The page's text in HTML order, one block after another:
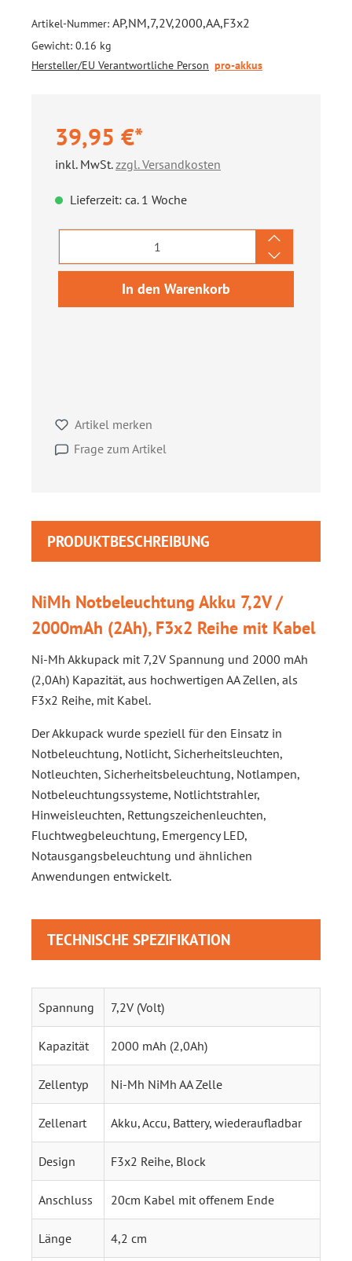
Artikel-Nummer: AP,NM,7,2V,2000,AA,F3x2
Gewicht: 0.16 kg
Hersteller/EU Verantwortliche Person pro-akkus
39,95 €*
inkl. MwSt.zzgl. Versandkosten
Lieferzeit: ca. 1 Woche
Produkt Anzahl: Gib den
In den Warenkorb
Artikel merken
Frage zum Artikel
PRODUKTBESCHREIBUNG
NiMh Notbeleuchtung Akku 7,2V /
2000mAh (2Ah), F3x2 Reihe mit Kabel
Ni-Mh Akkupack mit 7,2V Spannung und 2000 mAh
(2,0Ah) Kapazität, aus hochwertigen AA Zellen, als
F3x2 Reihe, mit Kabel.
Der Akkupack wurde speziell für den Einsatz in
Notbeleuchtung, Notlicht, Sicherheitsleuchten,
Notleuchten, Sicherheitsbeleuchtung, Notlampen,
Notbeleuchtungssysteme, Notlichtstrahler,
Hinweisleuchten, Rettungszeichenleuchten,
Fluchtwegbeleuchtung, Emergency LED,
Notausgangsbeleuchtung und ähnlichen
Anwendungen entwickelt.
TECHNISCHE SPEZIFIKATION
Spannung 7,2V (Volt)
Kapazität 2000 mAh (2,0Ah)
Zellentyp Ni-Mh NiMh AA Zelle
Zellenart Akku, Accu, Battery, wiederaufladbar
Design F3x2 Reihe, Block
Anschluss 20cm Kabel mit offenem Ende
Länge 4,2 cm